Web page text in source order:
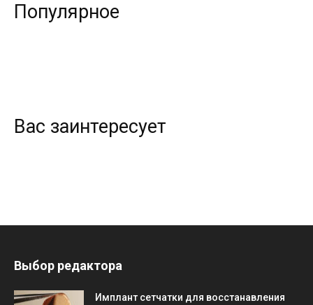
Популярное
Вас заинтересует
Выбор редактора
Имплант сетчатки для восстанавления